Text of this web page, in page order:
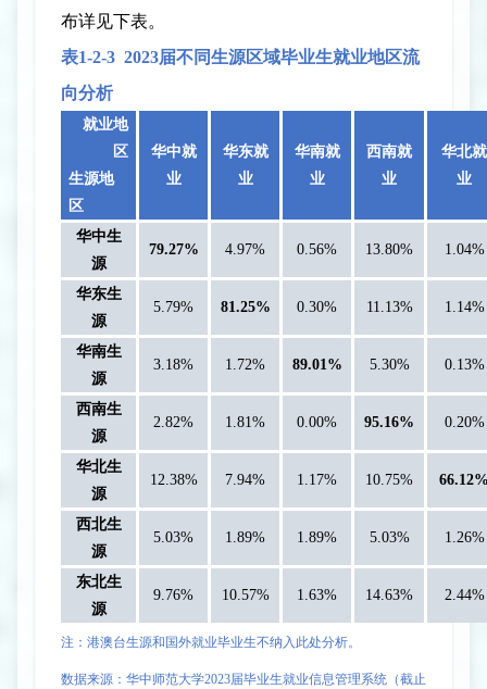
布详见下表。
表1-2-3 2023届不同生源区域毕业生就业地区流
向分析
就业地
区
生源地
区
华中就
业
华东就
业
华南就
业
西南就
业
华北就
业
华中生
源
79.27% 4.97% 0.56% 13.80% 1.04%
华东生
源
5.79% 81.25% 0.30% 11.13% 1.14%
华南生
源
3.18% 1.72% 89.01% 5.30% 0.13%
西南生
源
2.82% 1.81% 0.00% 95.16% 0.20%
华北生
源
12.38% 7.94% 1.17% 10.75%
西北生
源
5.03% 1.89% 1.89% 5.03% 1.26%
东北生
源
9.76% 10.57% 1.63% 14.63% 2.44%
注：港澳台生源和国外就业毕业生不纳入此处分析。
数据来源：华中师范大学2023届毕业生就业信息管理系统（截止